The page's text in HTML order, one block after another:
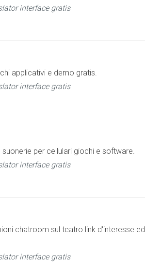
interface gratis
applicativi e demo gratis.
interface gratis
per cellulari giochi e software.
interface gratis
chatroom sul teatro link d'interesse
interface gratis